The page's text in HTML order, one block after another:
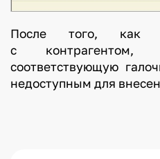
После того, как
с контрагентом,
соответствующую
недоступным для